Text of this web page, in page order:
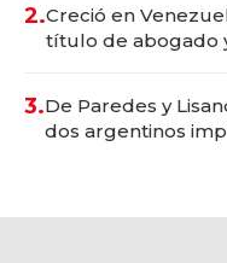
2.Creció en
título de abogado
3.De Paredes y
dos argentinos